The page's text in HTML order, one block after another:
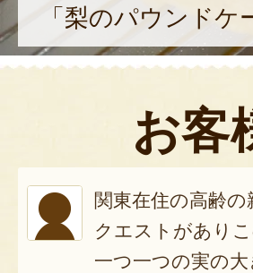
「梨のパウンド
お客
関東在住の高齢
クエストがあり
一つ一つの実の